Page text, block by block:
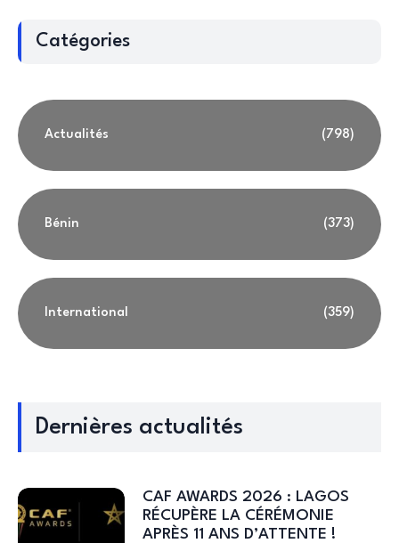
Catégories
Actualités (798)
Bénin (373)
International (359)
Dernières actualités
CAF AWARDS 2026 : LAGOS
RÉCUPÈRE LA CÉRÉMONIE
APRÈS 11 ANS D’ATTENTE !